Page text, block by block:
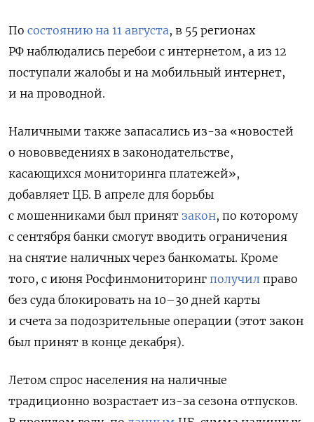
По состоянию на 11 августа, в 55 регионах
РФ наблюдались перебои с интернетом, а из 12
поступали жалобы и на мобильный интернет,
и на проводной.
Наличными также запасались из-за «новостей
о нововведениях в законодательстве,
касающихся мониторинга платежей»,
добавляет ЦБ. В апреле для борьбы
с мошенниками был принят закон, по которому
с сентября банки смогут вводить ограничения
на снятие наличных через банкоматы. Кроме
того, с июня Росфинмониторинг получил право
без суда блокировать на 10–30 дней карты
и счета за подозрительные операции (этот закон
был принят в конце декабря).
Летом спрос населения на наличные
традиционно возрастает из-за сезона отпусков.